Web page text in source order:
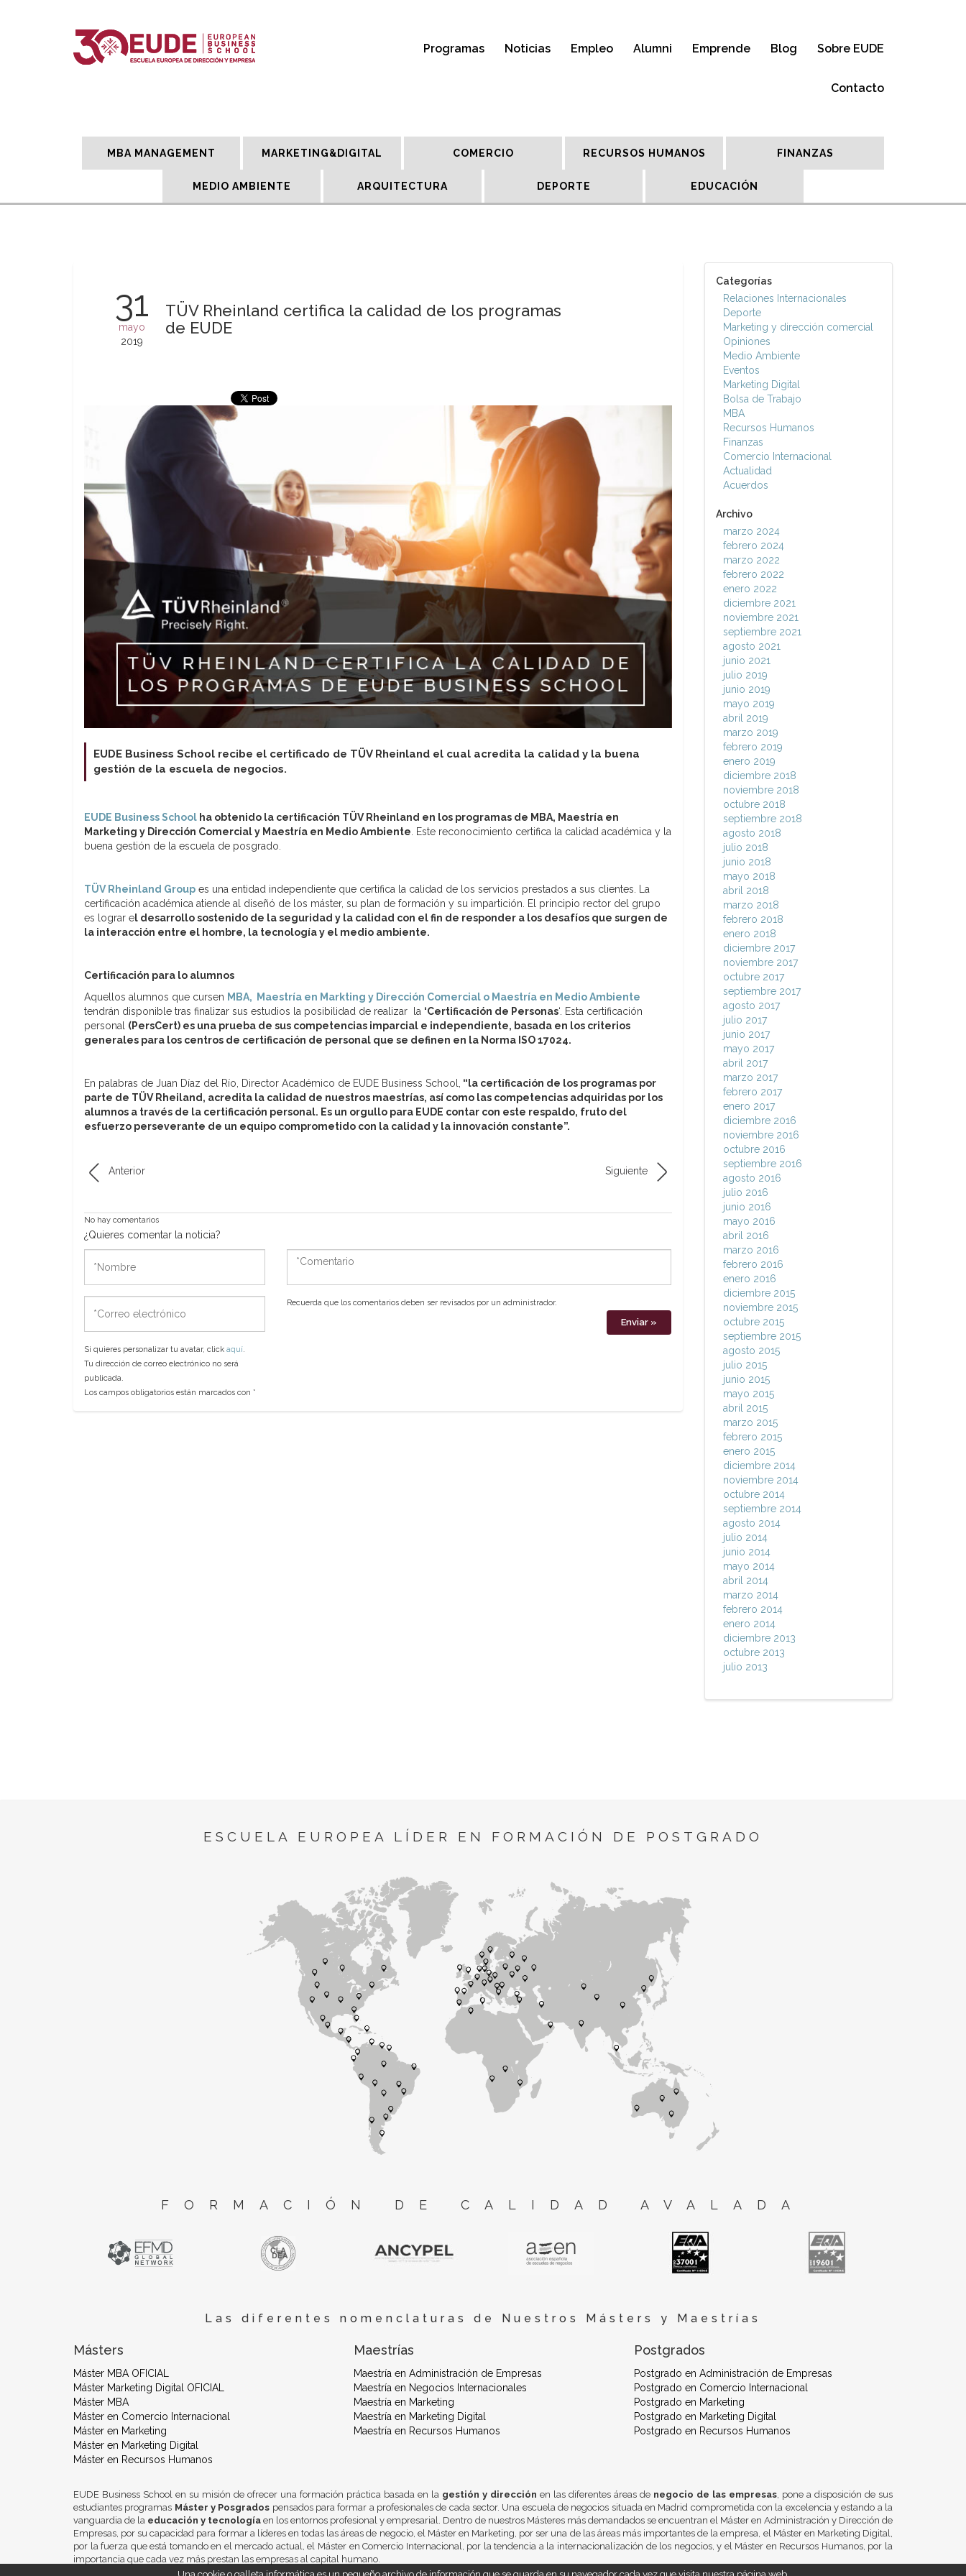
Programas Noticias Empleo Alumni Emprende Blog Sobre EUDE
Contacto
MBA MANAGEMENT MARKETING&DIGITAL COMERCIO RECURSOS HUMANOS FINANZAS
MEDIO AMBIENTE ARQUITECTURA DEPORTE EDUCACIÓN
31
mayo
2019
TÜV Rheinland certifica la calidad de los programas
de EUDE
EUDE Business School recibe el certificado de TÜV Rheinland el cual acredita la calidad y la buena
gestión de la escuela de negocios.
EUDE Business School ha obtenido la certificación TÜV Rheinland en los programas de MBA, Maestría en
Marketing y Dirección Comercial y Maestría en Medio Ambiente . Este reconocimiento certifica la calidad académica y la
buena gestión de la escuela de posgrado.
TÜV Rheinland Group es una entidad independiente que certifica la calidad de los servicios prestados a sus clientes. La
certificación académica atiende al diseñó de los máster, su plan de formación y su impartición. El principio rector del grupo
es lograr el desarrollo sostenido de la seguridad y la calidad con el fin de responder a los desafíos que surgen de
la interacción entre el hombre, la tecnología y el medio ambiente.
Certificación para lo alumnos
Aquellos alumnos que cursen MBA, Maestría en Markting y Dirección Comercial o Maestría en Medio Ambiente
tendrán disponible tras finalizar sus estudios la posibilidad de realizar la ‘Certificación de Personas‘. Esta certificación
personal (PersCert) es una prueba de sus competencias imparcial e independiente, basada en los criterios
generales para los centros de certificación de personal que se definen en la Norma ISO 17024.
En palabras de Juan Díaz del Río, Director Académico de EUDE Business School,
“la certificación de los programas por
parte de TÜV Rheiland, acredita la calidad de nuestros maestrías, así como las competencias adquiridas por los
alumnos a través de la certificación personal. Es un orgullo para EUDE contar con este respaldo, fruto del
esfuerzo perseverante de un equipo comprometido con la calidad y la innovación constante”.
Anterior Siguiente
No hay comentarios
¿Quieres comentar la noticia?
electrónico
Si quieres personalizar tu avatar, click aquí.
Tu dirección de correo electrónico no será
publicada.
Los campos obligatorios están marcados con *
*Comentario
Recuerda que los comentarios deben ser revisados por un administrador.
Categorías
Relaciones Internacionales
Deporte
Marketing y dirección comercial
Opiniones
Medio Ambiente
Eventos
Marketing Digital
Bolsa de Trabajo
MBA
Recursos Humanos
Finanzas
Comercio Internacional
Actualidad
Acuerdos
Archivo
marzo 2024
febrero 2024
marzo 2022
febrero 2022
enero 2022
diciembre 2021
noviembre 2021
septiembre 2021
agosto 2021
junio 2021
julio 2019
junio 2019
mayo 2019
abril 2019
marzo 2019
febrero 2019
enero 2019
diciembre 2018
noviembre 2018
octubre 2018
septiembre 2018
agosto 2018
julio 2018
junio 2018
mayo 2018
abril 2018
marzo 2018
febrero 2018
enero 2018
diciembre 2017
noviembre 2017
octubre 2017
septiembre 2017
agosto 2017
julio 2017
junio 2017
mayo 2017
abril 2017
marzo 2017
febrero 2017
enero 2017
diciembre 2016
noviembre 2016
octubre 2016
septiembre 2016
agosto 2016
julio 2016
junio 2016
mayo 2016
abril 2016
marzo 2016
febrero 2016
enero 2016
diciembre 2015
noviembre 2015
octubre 2015
septiembre 2015
agosto 2015
julio 2015
junio 2015
mayo 2015
abril 2015
marzo 2015
febrero 2015
enero 2015
diciembre 2014
noviembre 2014
octubre 2014
septiembre 2014
agosto 2014
julio 2014
junio 2014
mayo 2014
abril 2014
marzo 2014
febrero 2014
enero 2014
diciembre 2013
octubre 2013
julio 2013
ESCUELA EUROPEA LÍDER EN FORMACIÓN DE POSTGRADO
FORMACIÓN DE CALIDAD AVALADA
Las diferentes nomenclaturas de Nuestros Másters y Maestrías
Másters
Máster MBA OFICIAL
Máster Marketing Digital OFICIAL
Máster MBA
Máster en Comercio Internacional
Máster en Marketing
Máster en Marketing Digital
Máster en Recursos Humanos
Maestrías
Maestría en Administración de Empresas
Maestría en Negocios Internacionales
Maestría en Marketing
Maestría en Marketing Digital
Maestría en Recursos Humanos
Postgrados
Postgrado en Administración de Empresas
Postgrado en Comercio Internacional
Postgrado en Marketing
Postgrado en Marketing Digital
Postgrado en Recursos Humanos
EUDE Business School en su misión de ofrecer una formación práctica basada en la gestión y dirección en las diferentes áreas de negocio de las empresas, pone a disposición de sus
estudiantes programas Máster y Posgrados pensados para formar a profesionales de cada sector. Una escuela de negocios situada en Madrid comprometida con la excelencia y estando a la
vanguardia de la educación y tecnología en los entornos profesional y empresarial. Dentro de nuestros Másteres más demandados se encuentran el Máster en Administración y Dirección de
Empresas, por su capacidad para formar a líderes en todas las áreas de negocio, el Máster en Marketing, por ser una de las áreas más importantes de la empresa, el Máster en Marketing Digital,
por la fuerza que está tomando en el mercado actual, el Máster en Comercio Internacional, por la tendencia a la internacionalización de los negocios, y el Máster en Recursos Humanos, por la
importancia que cada vez más prestan las empresas al capital humano.